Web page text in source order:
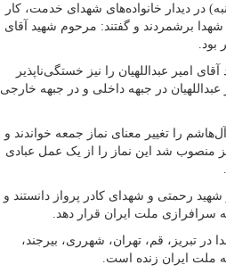
در دیدار خانواده‌های شهدای خدمت، کار
برشمردند و گفتند: مرحوم شهید آقای
امیر عبداللهیان را نیز خستگی‌ناپذیر
در جبهه داخلی و در جبهه خارجی
را تغییر معنای نماز جمعه خواندند و
منصوب شد این نماز را از یک عمل عبادی
رحمتی و شهدای کادر پرواز دانستند و
سرافرازی ملت ایران قرار دهد.
در تبریز، قم، تهران، شهرری، بیرجند،
ملت ایران زنده است.